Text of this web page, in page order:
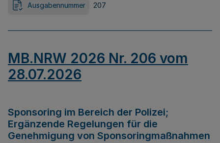
Ausgabennummer 207
MB.NRW 2026 Nr. 206 vom
28.07.2026
Sponsoring im Bereich der Polizei;
Ergänzende Regelungen für die
Genehmigung von Sponsoringmaßnahmen